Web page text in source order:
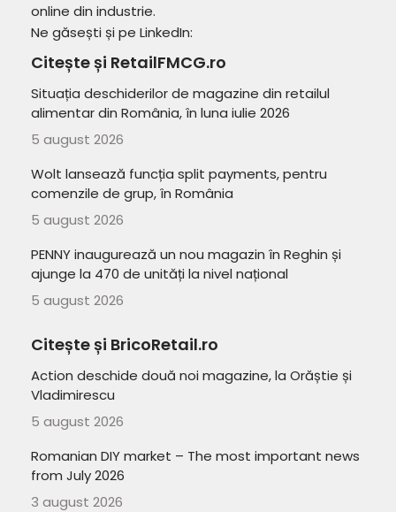
online din industrie.
Ne găsești și pe LinkedIn:
Citește și RetailFMCG.ro
Situația deschiderilor de magazine din retailul
alimentar din România, în luna iulie 2026
5 august 2026
Wolt lansează funcția split payments, pentru
comenzile de grup, în România
5 august 2026
PENNY inaugurează un nou magazin în Reghin și
ajunge la 470 de unități la nivel național
5 august 2026
Citește și BricoRetail.ro
Action deschide două noi magazine, la Orăștie și
Vladimirescu
5 august 2026
Romanian DIY market – The most important news
from July 2026
3 august 2026